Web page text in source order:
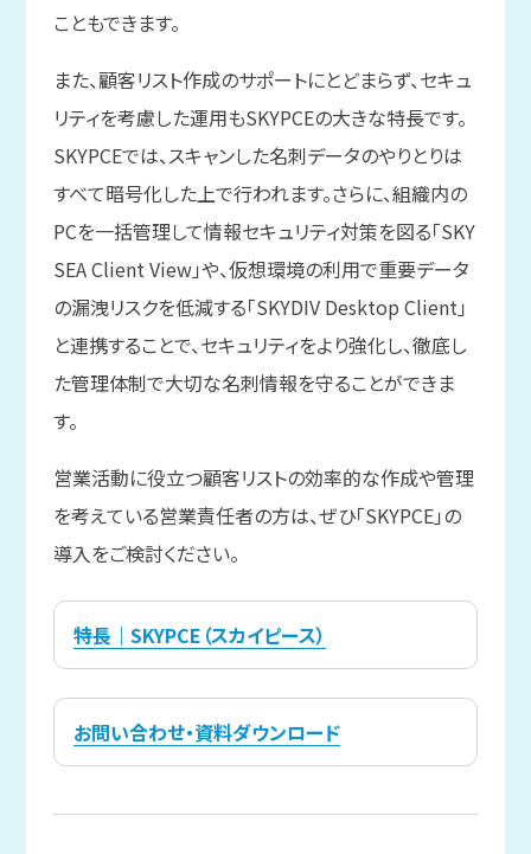
こともできます。
また、顧客リスト作成のサポートにとどまらず、セキュ
リティを考慮した運用もSKYPCEの大きな特長です。
SKYPCEでは、スキャンした名刺データのやりとりは
すべて暗号化した上で行われます。さらに、組織内の
PCを一括管理して情報セキュリティ対策を図る「SKY
SEA Client View」や、仮想環境の利用で重要データ
の漏洩リスクを低減する「SKYDIV Desktop Client」
と連携することで、セキュリティをより強化し、徹底し
た管理体制で大切な名刺情報を守ることができま
す。
営業活動に役立つ顧客リストの効率的な作成や管理
を考えている営業責任者の方は、ぜひ「SKYPCE」の
導入をご検討ください。
特長｜SKYPCE（スカイピース）
お問い合わせ・資料ダウンロード